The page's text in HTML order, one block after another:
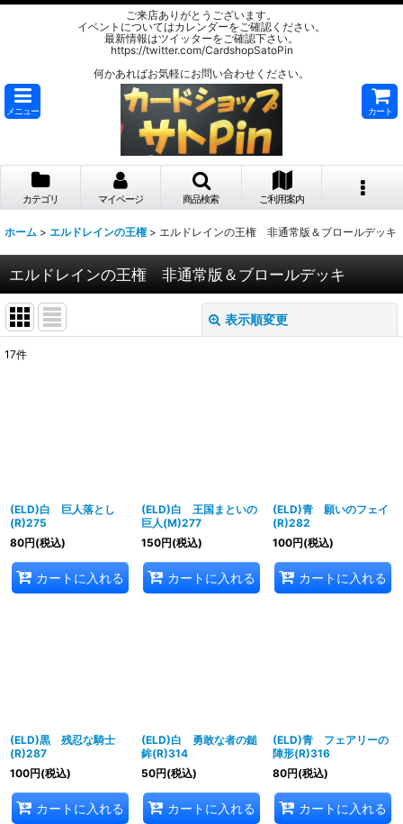
ご来店ありがとうございます。
イベントについてはカレンダーをご確認ください。
最新情報はツイッターをご確認下さい。
https://twitter.com/CardshopSatoPin
何かあればお気軽にお問い合わせください。
メニュー カート
カテゴリ マイページ 商品検索 ご利用案内
ホーム > エルドレインの王権 > エルドレインの王権 非通常版＆ブロールデッキ
エルドレインの王権 非通常版＆ブロールデッキ
表示順変更
17件
(ELD)白 巨人落とし
(R)275
80円(税込)
カートに入れる
(ELD)白 王国まといの
巨人(M)277
150円(税込)
カートに入れる
(ELD)青 願いのフェイ
(R)282
100円(税込)
カートに入れる
(ELD)黒 残忍な騎士
(R)287
100円(税込)
カートに入れる
(ELD)白 勇敢な者の鎚
鉾(R)314
50円(税込)
カートに入れる
(ELD)青 フェアリーの
陣形(R)316
80円(税込)
カートに入れる